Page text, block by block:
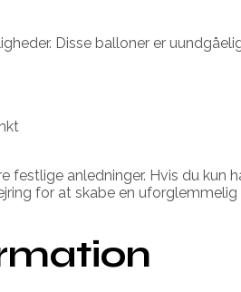
Disse balloner er
festlige anledninger. Hvis du
for at skabe en